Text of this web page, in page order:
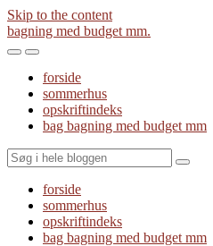
Skip to the content
bagning med budget mm.
Toggle
mobile
menu
Toggle
the
search
field
forside
sommerhus
opskriftindeks
bag bagning med budget mm
Search
forside
sommerhus
opskriftindeks
bag bagning med budget mm